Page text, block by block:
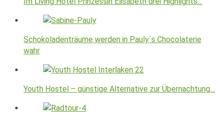
Schokoladenträume werden in Pauly´s Chocolaterie
wahr
Youth Hostel – günstige Alternative zur Übernachtung…